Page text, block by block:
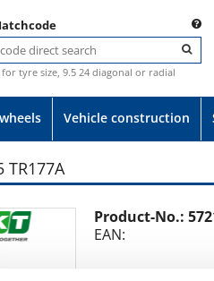
for tyre size, 9.5 24 diagonal or radial
Vehicle construction
TR177A
guarantee Product-No.:
EAN: